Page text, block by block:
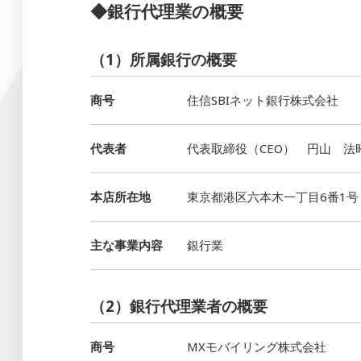
◆銀行代理業の概要
（1）所属銀行の概要
商号 住信SBIネット銀行株式会社
代表者 代表取締役（CEO） 円山 法
本店所在地 東京都港区六本木一丁目6番1号
主な事業内容 銀行業
（2）銀行代理業者の概要
商号 MXモバイリング株式会社